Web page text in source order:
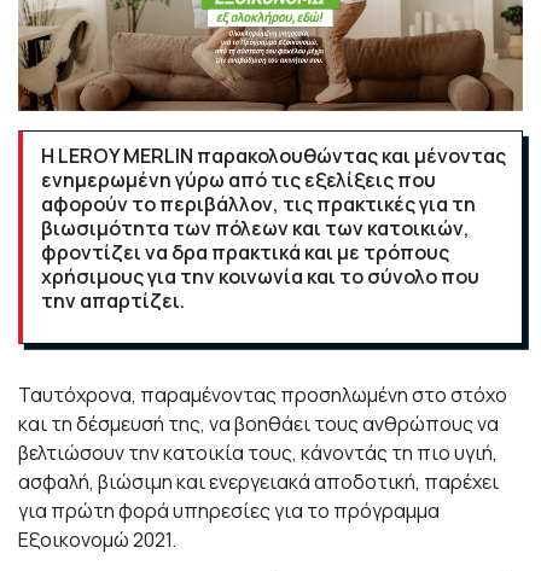
Η LEROY MERLIN παρακολουθώντας και μένοντας
ενημερωμένη γύρω από τις εξελίξεις που
αφορούν το περιβάλλον, τις πρακτικές για τη
βιωσιμότητα των πόλεων και των κατοικιών,
φροντίζει να δρα πρακτικά και με τρόπους
χρήσιμους για την κοινωνία και το σύνολο που
την απαρτίζει.
Ταυτόχρονα, παραμένοντας προσηλωμένη στο στόχο
και τη δέσμευσή της, να βοηθάει τους ανθρώπους να
βελτιώσουν την κατοικία τους, κάνοντάς τη πιο υγιή,
ασφαλή, βιώσιμη και ενεργειακά αποδοτική, παρέχει
για πρώτη φορά υπηρεσίες για το πρόγραμμα
Εξοικονομώ 2021.